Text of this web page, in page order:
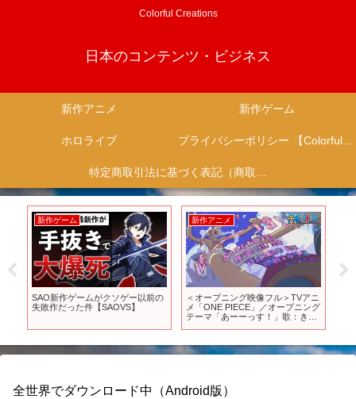
Colorful Creations
日本のコンテンツ・ビジネス
新作アニメ 新作ゲーム
ホロライブ プライバシーポリシー 【Colorful Creation】
特定商取引法に基づく表記（商取引に関する開示）
新作ゲーム
SAO新作ゲームがクソゲー以前の
失敗作だった件【SAOVS】
新作アニメ
＜オープニング映像フル＞TVアニ
メ「ONE PIECE」／オープニング
テーマ「あーーっす！」歌：きた
【
ス
全世界でダウンロード中（Android版）